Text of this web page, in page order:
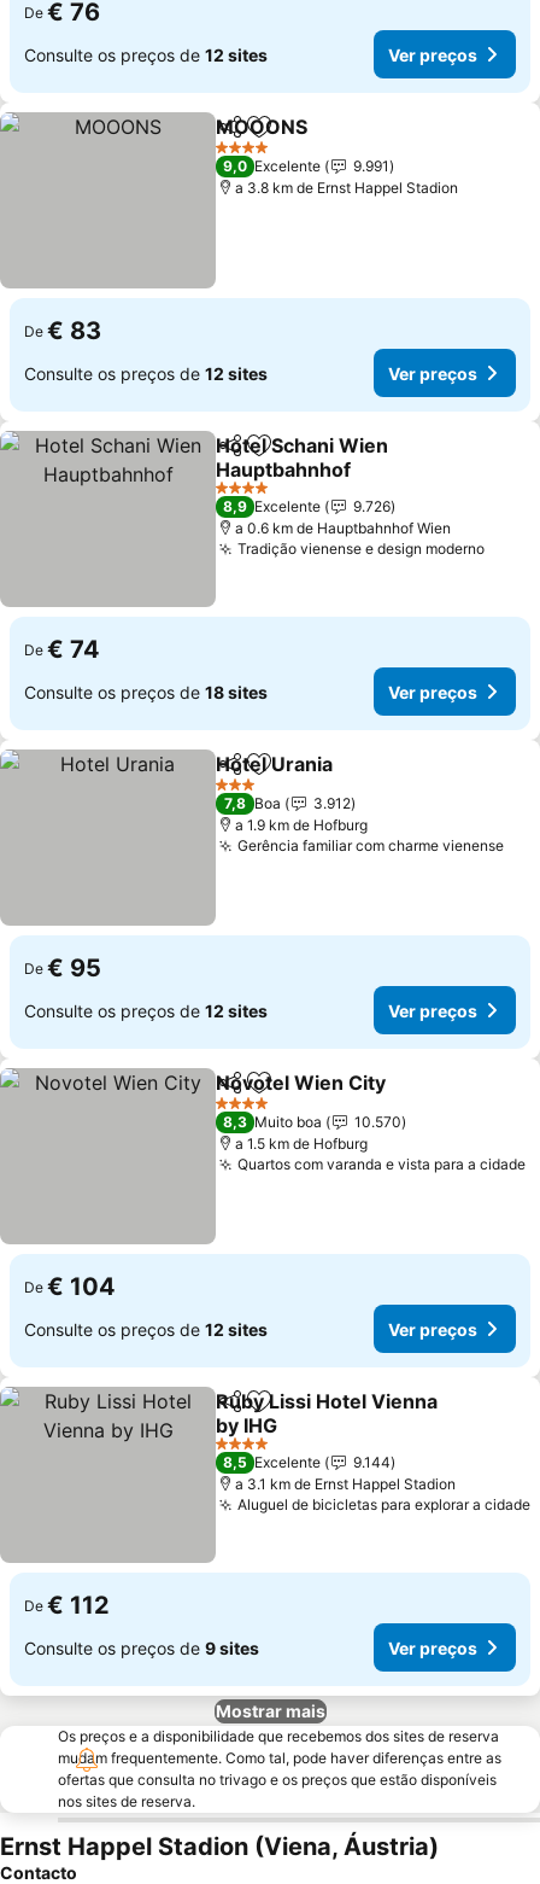
De € 76
Consulte os preços de 12 sites Ver preços
PartilharAdicionar aos favoritos
MOOONS
4 Estrelas
9,0 Excelente
9.991
a 3.8 km de Ernst Happel Stadion
De € 83
Consulte os preços de 12 sites Ver preços
PartilharAdicionar aos favoritos
Hotel Schani Wien
Hauptbahnhof
4 Estrelas
8,9 Excelente
9.726
a 0.6 km de Hauptbahnhof Wien
Tradição vienense e design moderno
De € 74
Consulte os preços de 18 sites Ver preços
PartilharAdicionar aos favoritos
Hotel Urania
3 Estrelas
7,8 Boa
3.912
a 1.9 km de Hofburg
Gerência familiar com charme vienense
De € 95
Consulte os preços de 12 sites Ver preços
PartilharAdicionar aos favoritos
Novotel Wien City
4 Estrelas
8,3 Muito boa
10.570
a 1.5 km de Hofburg
Quartos com varanda e vista para a cidade
De € 104
Consulte os preços de 12 sites Ver preços
PartilharAdicionar aos favoritos
Ruby Lissi Hotel Vienna
by IHG
4 Estrelas
8,5 Excelente
9.144
a 3.1 km de Ernst Happel Stadion
Aluguel de bicicletas para explorar a cidade
De € 112
Consulte os preços de 9 sites Ver preços
Mostrar mais
Os preços e a disponibilidade que recebemos dos sites de reserva
mudam frequentemente. Como tal, pode haver diferenças entre as
ofertas que consulta no trivago e os preços que estão disponíveis
nos sites de reserva.
Ernst Happel Stadion (Viena, Áustria)
Contacto